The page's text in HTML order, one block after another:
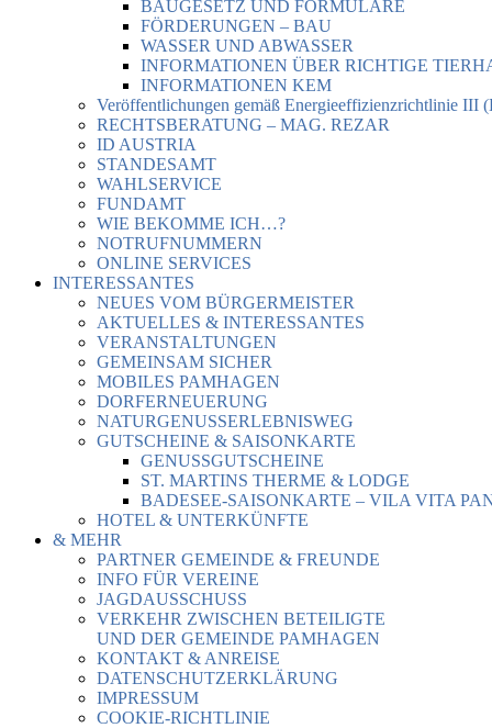
BAUGESETZ UND FORMULARE
FÖRDERUNGEN – BAU
WASSER UND ABWASSER
INFORMATIONEN ÜBER RICHTIGE
INFORMATIONEN KEM
Veröffentlichungen gemäß Energieeffizienzrichtlinie III
RECHTSBERATUNG – MAG. REZAR
ID AUSTRIA
STANDESAMT
WAHLSERVICE
FUNDAMT
WIE BEKOMME ICH…?
NOTRUFNUMMERN
ONLINE SERVICES
INTERESSANTES
NEUES VOM BÜRGERMEISTER
AKTUELLES & INTERESSANTES
VERANSTALTUNGEN
GEMEINSAM SICHER
MOBILES PAMHAGEN
DORFERNEUERUNG
NATURGENUSSERLEBNISWEG
GUTSCHEINE & SAISONKARTE
GENUSSGUTSCHEINE
ST. MARTINS THERME & LODGE
BADESEE-SAISONKARTE – VILA VITA
HOTEL & UNTERKÜNFTE
& MEHR
PARTNER GEMEINDE & FREUNDE
INFO FÜR VEREINE
JAGDAUSSCHUSS
VERKEHR ZWISCHEN BETEILIGTE
UND DER GEMEINDE PAMHAGEN
KONTAKT & ANREISE
DATENSCHUTZERKLÄRUNG
IMPRESSUM
COOKIE-RICHTLINIE